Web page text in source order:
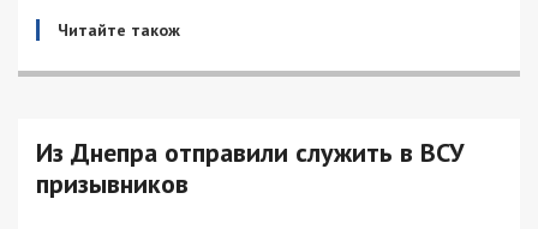
Читайте також
Из Днепра отправили служить в ВСУ
призывников